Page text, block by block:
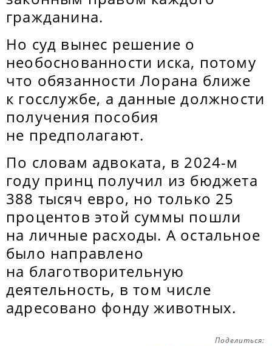
гражданина.
Но суд вынес решение о
необоснованности иска, потому
что обязанности Лорана ближе
к госслужбе, а данные должности
получения пособия
не предполагают.
По словам адвоката, в 2024-м
году принц получил из бюджета
388 тысяч евро, но только 25
процентов этой суммы пошли
на личные расходы. А остальное
было направлено
на благотворительную
деятельность, в том числе
адресовано фонду животных.
Поделиться: